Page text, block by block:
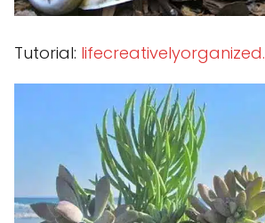
Tutorial: